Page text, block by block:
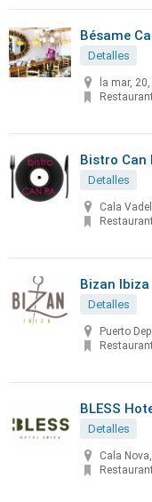
Bésame
Detalles
la mar,
Bistro Can
Detalles
Cala
Bizan Ibiza
Detalles
Puerto
BLESS
Detalles
Cala